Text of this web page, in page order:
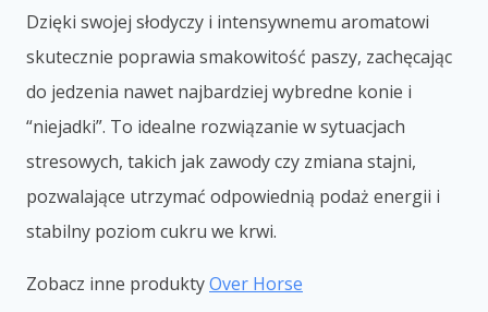
Dzięki swojej słodyczy i intensywnemu aromatowi
skutecznie poprawia smakowitość paszy, zachęcając
do jedzenia nawet najbardziej wybredne konie i
“niejadki”. To idealne rozwiązanie w sytuacjach
stresowych, takich jak zawody czy zmiana stajni,
pozwalające utrzymać odpowiednią podaż energii i
stabilny poziom cukru we krwi.
Zobacz inne produktyOver Horse